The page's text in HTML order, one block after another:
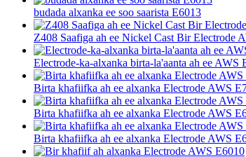
budada alxanka ee soo saarista E6013
Z408 Saafiga ah ee Nickel Cast Bir Electrode
Electrode-ka-alxanka birta-la'aanta ah ee
Birta khafiifka ah ee alxanka Electrode AWS
Birta khafiifka ah ee alxanka Electrode AWS
Birta khafiifka ah ee alxanka Electrode AWS